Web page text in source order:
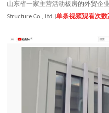
山东省一家主营活动板房的外贸企业
Structure Co., Ltd.]单条视频观看次数